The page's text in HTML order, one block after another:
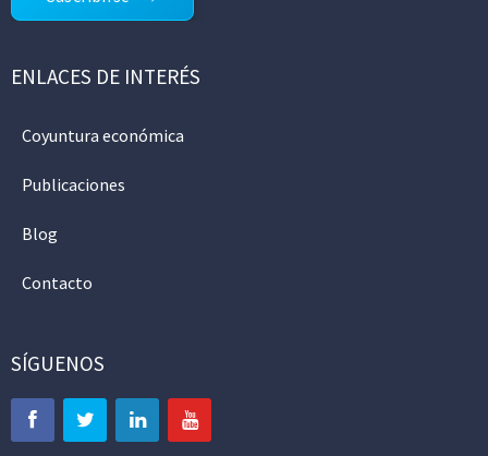
ENLACES DE INTERÉS
Coyuntura económica
Publicaciones
Blog
Contacto
SÍGUENOS